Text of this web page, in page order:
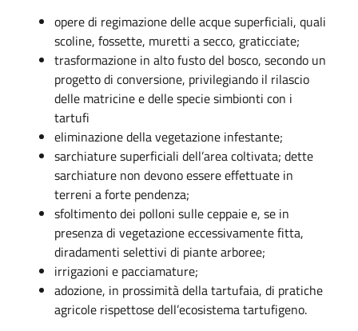
opere di regimazione delle acque superficiali, quali
scoline, fossette, muretti a secco, graticciate;
trasformazione in alto fusto del bosco, secondo un
progetto di conversione, privilegiando il rilascio
delle matricine e delle specie simbionti con i
tartufi
eliminazione della vegetazione infestante;
sarchiature superficiali dell’area coltivata; dette
sarchiature non devono essere effettuate in
terreni a forte pendenza;
sfoltimento dei polloni sulle ceppaie e, se in
presenza di vegetazione eccessivamente fitta,
diradamenti selettivi di piante arboree;
irrigazioni e pacciamature;
adozione, in prossimità della tartufaia, di pratiche
agricole rispettose dell’ecosistema tartufigeno.